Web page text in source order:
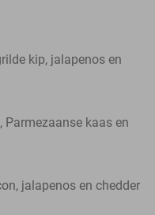
kip, jalapenos en
kaas en
jalapenos en chedder